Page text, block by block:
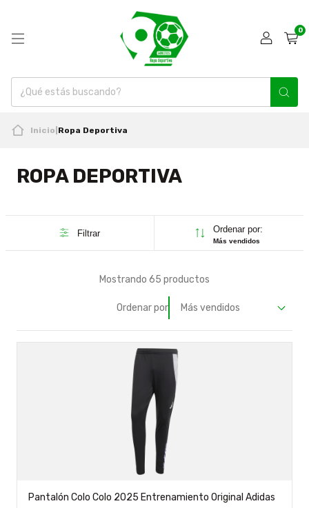
0
Inicio Ropa Deportiva
ROPA DEPORTIVA
Filtrar Ordenar por:
Más vendidos
Mostrando 65 productos
Ordenar por
Pantalón Colo Colo 2025 Entrenamiento Original Adidas